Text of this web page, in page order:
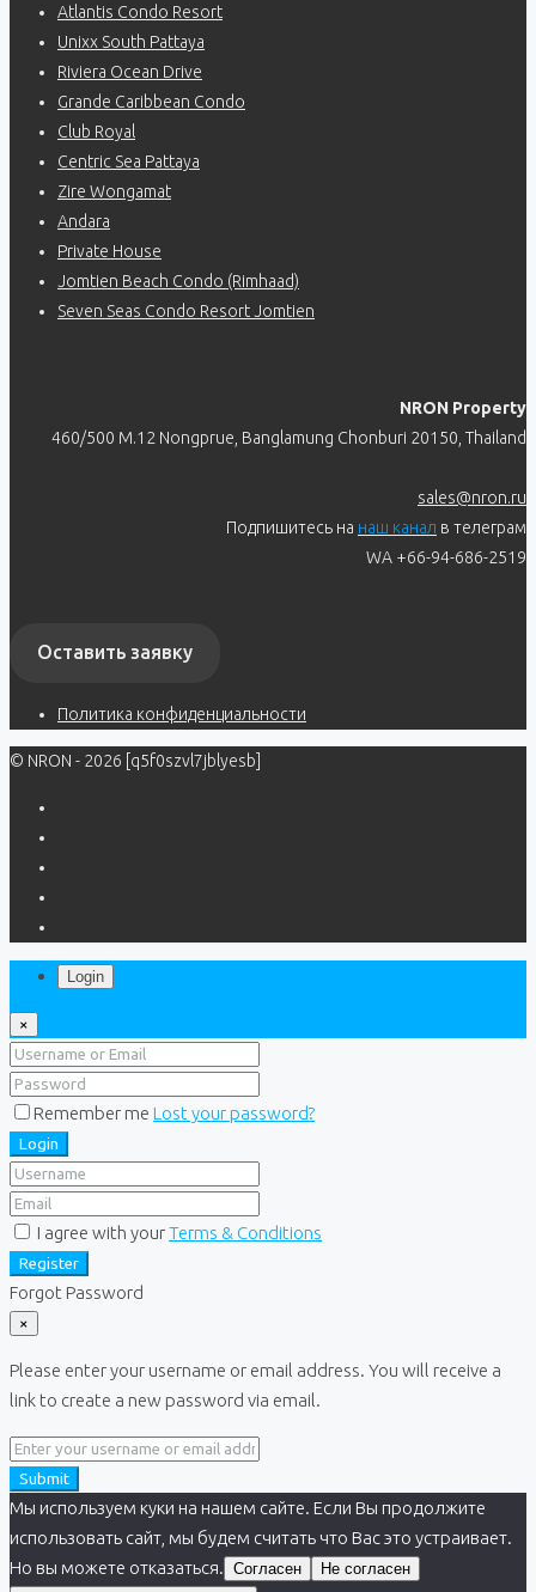
Atlantis Condo Resort
Unixx South Pattaya
Riviera Ocean Drive
Grande Caribbean Condo
Club Royal
Centric Sea Pattaya
Zire Wongamat
Andara
Private House
Jomtien Beach Condo (Rimhaad)
Seven Seas Condo Resort Jomtien
NRON Property
460/500 M.12 Nongprue, Banglamung Chonburi 20150, Thailand
sales@nron.ru
Подпишитесь на наш канал в телеграм
WA +66-94-686-2519
Оставить заявку
Политика конфиденциальности
© NRON - 2026 [q5f0szvl7jblyesb]
Login
×
Remember me Lost your password?
Login
I agree with yourTerms & Conditions
Register
Forgot Password
×
Please enter your username or email address. You will receive a
link to create a new password via email.
Submit
Мы используем куки на нашем сайте. Если Вы продолжите
использовать сайт, мы будем считать что Вас это устраивает.
Но вы можете отказаться. Согласен
Не согласен